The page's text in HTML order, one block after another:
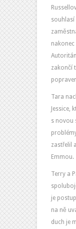
souhlasí
zakončí
Tara
s novou
zastřelil
Emmou.
Terry a
je
na ně
duch je